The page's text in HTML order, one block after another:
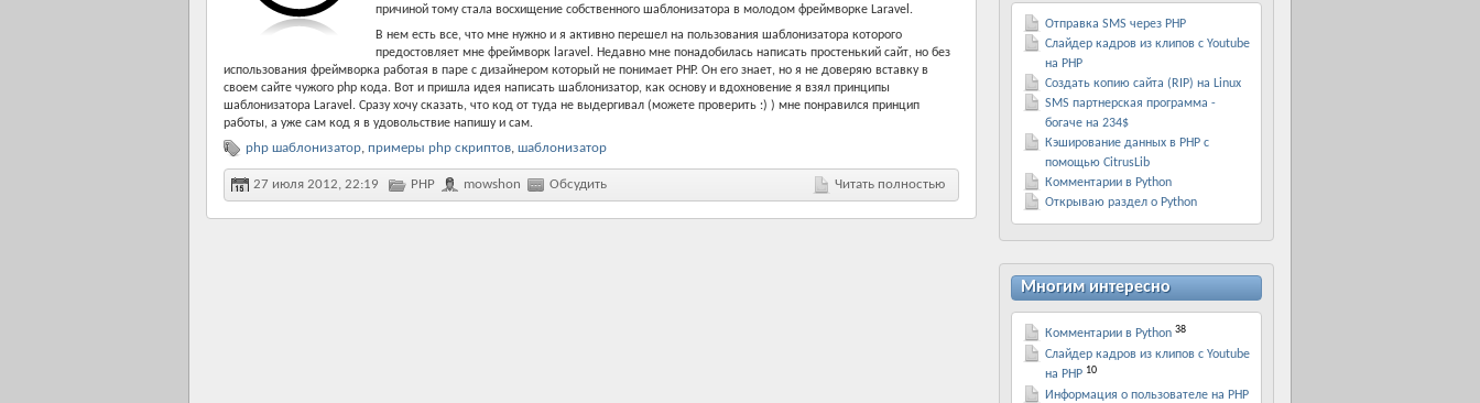
причиной тому стала восхищение собственного шаблонизатора в молодом фреймворке Laravel.
В нем есть все, что мне нужно и я активно перешел на пользования шаблонизатора которого
предостовляет мне фреймворк laravel. Недавно мне понадобилась написать простенький сайт, но без
использования фреймворка работая в паре с дизайнером который не понимает PHP. Он его знает, но я не доверяю вставку в
своем сайте чужого php кода. Вот и пришла идея написать шаблонизатор, как основу и вдохновение я взял принципы
шаблонизатора Laravel. Сразу хочу сказать, что код от туда не выдергивал (можете проверить :) ) мне понравился принцип
работы, а уже сам код я в удовольствие напишу и сам.
php шаблонизатор, примеры php скриптов, шаблонизатор
27 июля 2012, 22:19 PHP mowshon Обсудить Читать полностью
Отправка SMS через PHP
Слайдер кадров из клипов с Youtube
на PHP
Создать копию сайта (RIP) на Linux
SMS партнерская программа -
богаче на 234$
Кэширование данных в PHP с
помощью CitrusLib
Комментарии в Python
Открываю раздел о Python
Многим интересно
Комментарии в Python 38
Слайдер кадров из клипов с Youtube
на PHP 10
Информация о пользователе на PHP